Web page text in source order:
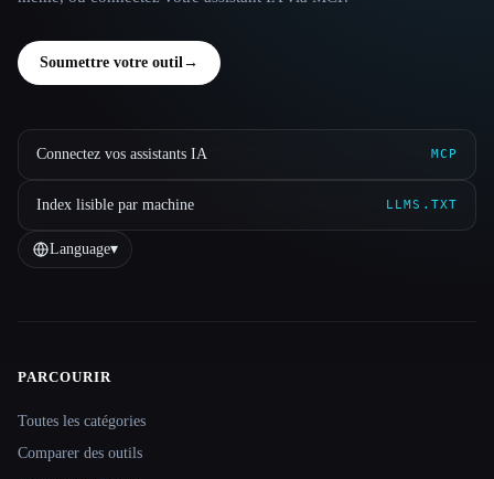
Soumettre votre outil→
Connectez vos assistants IA MCP
Index lisible par machine LLMS.TXT
Language▾
Site navigation
PARCOURIR
Toutes les catégories
Comparer des outils